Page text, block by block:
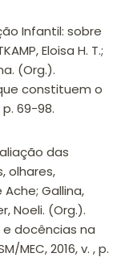
Infantil: sobre
Eloisa H. T.;
(Org.).
constituem o
69-98.
das
olhares,
Gallina,
Noeli. (Org.).
e docências na
MEC, 2016, v. , p.